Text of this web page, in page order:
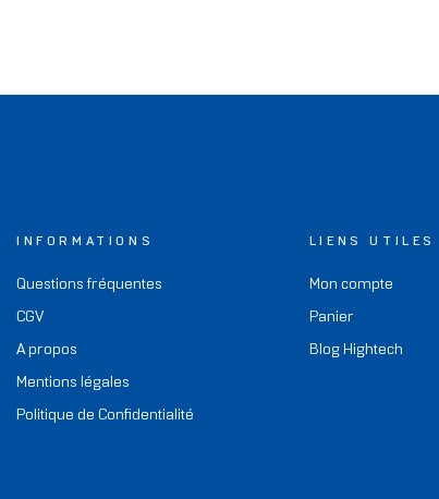
INFORMATIONS
Questions fréquentes
CGV
A propos
Mentions légales
Politique de Confidentialité
LIENS UTILES
Mon compte
Panier
Blog Hightech